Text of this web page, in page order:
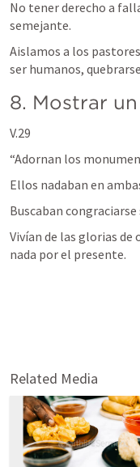
No tener derecho a
semejante.
Aislamos a los
ser humanos,
8. Mostrar
V.29
“Adornan los
Ellos nadaban en
Buscaban
Vivían de las glorias de
nada por el presente.
Related Media